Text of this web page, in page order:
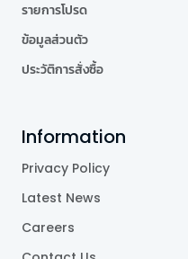
รายการโปรด
ข้อมูลส่วนตัว
ประวัติการสั่งซื้อ
Information
Privacy Policy
Latest News
Careers